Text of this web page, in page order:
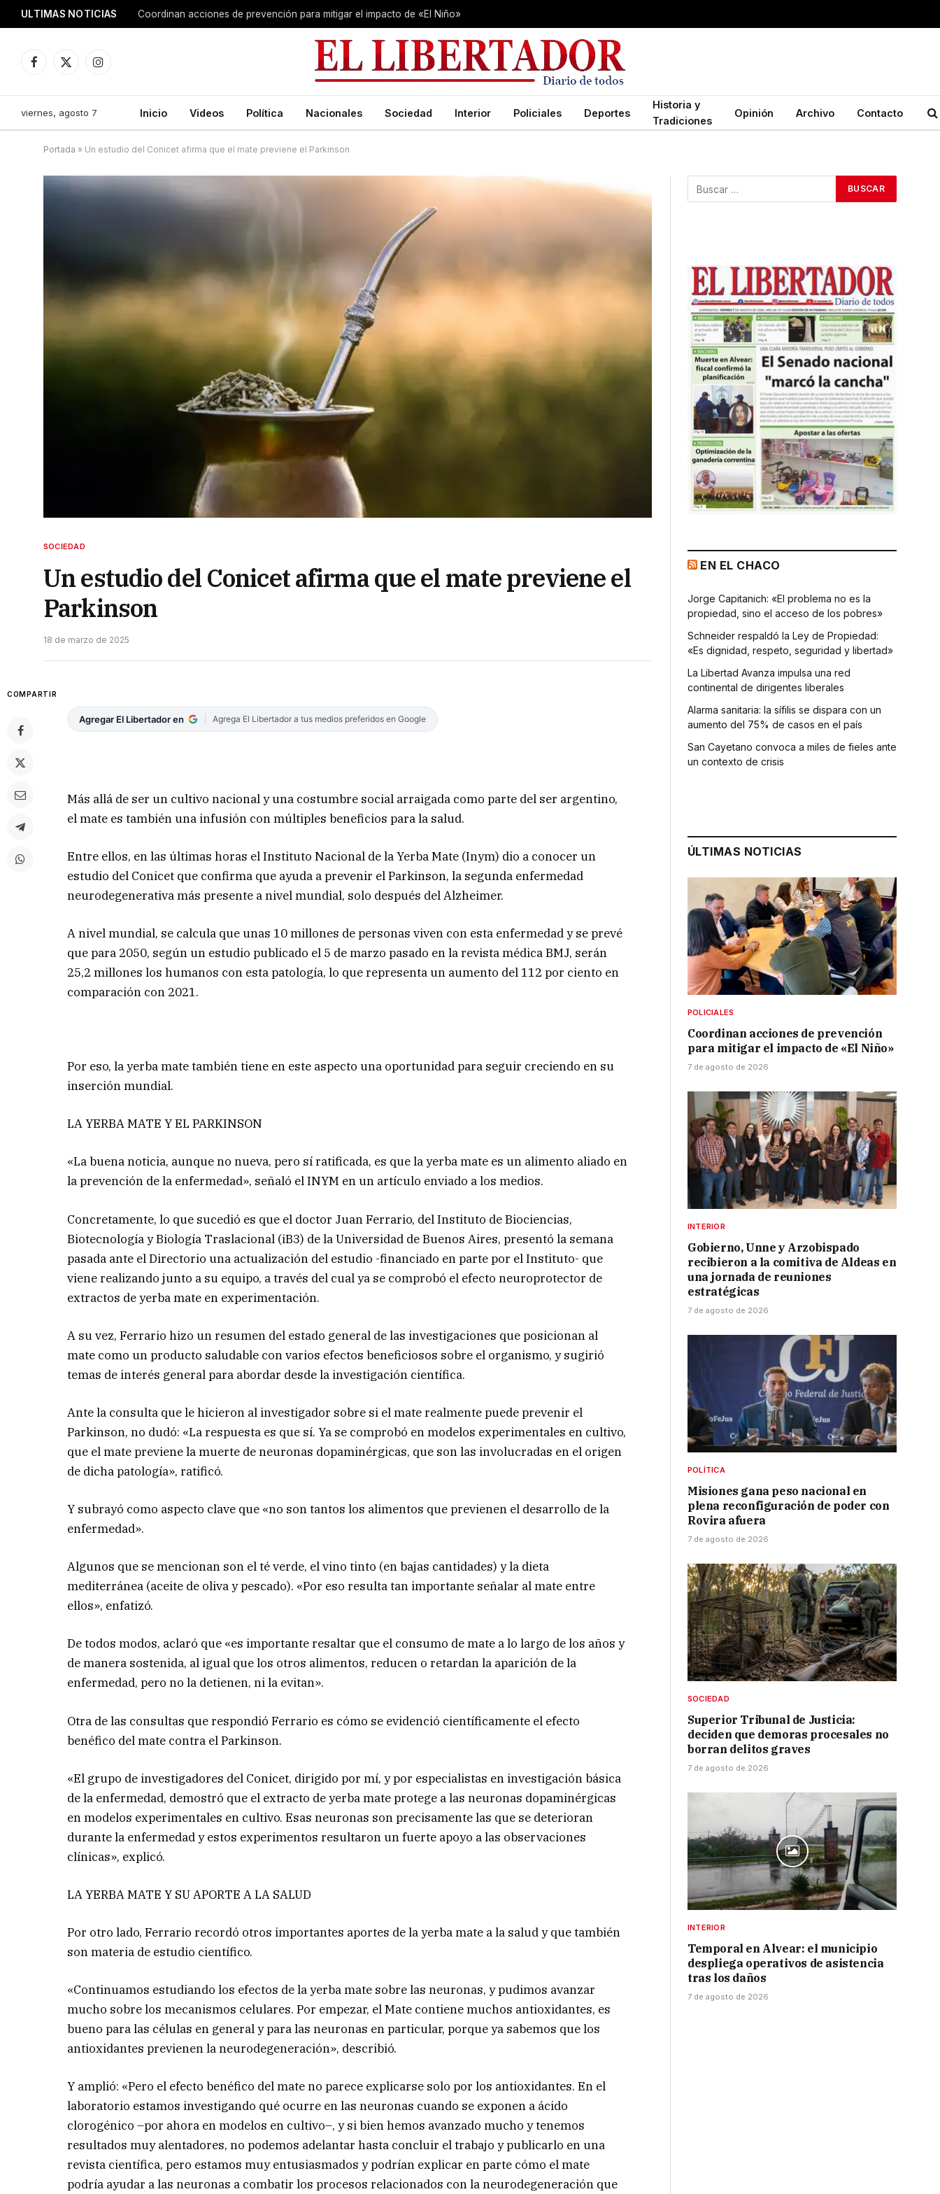
ULTIMAS NOTICIAS Coordinan acciones de prevención para mitigar el impacto de «El Niño»
Facebook
X
Instagram
viernes, agosto 7 Inicio Videos Política Nacionales Sociedad Interior Policiales Deportes
Historia y
Tradiciones
Opinión Archivo Contacto
Portada » Un estudio del Conicet afirma que el mate previene el Parkinson
SOCIEDAD
Un estudio del Conicet afirma que el mate previene el
Parkinson
18 de marzo de 2025
COMPARTIR
Agregar El Libertador en Agrega El Libertador a tus medios preferidos en Google
Más allá de ser un cultivo nacional y una costumbre social arraigada como parte del ser argentino,
el mate es también una infusión con múltiples beneficios para la salud.
Entre ellos, en las últimas horas el Instituto Nacional de la Yerba Mate (Inym) dio a conocer un
estudio del Conicet que confirma que ayuda a prevenir el Parkinson, la segunda enfermedad
neurodegenerativa más presente a nivel mundial, solo después del Alzheimer.
A nivel mundial, se calcula que unas 10 millones de personas viven con esta enfermedad y se prevé
que para 2050, según un estudio publicado el 5 de marzo pasado en la revista médica BMJ, serán
25,2 millones los humanos con esta patología, lo que representa un aumento del 112 por ciento en
comparación con 2021.
Por eso, la yerba mate también tiene en este aspecto una oportunidad para seguir creciendo en su
inserción mundial.
LA YERBA MATE Y EL PARKINSON
«La buena noticia, aunque no nueva, pero sí ratificada, es que la yerba mate es un alimento aliado en
la prevención de la enfermedad», señaló el INYM en un artículo enviado a los medios.
Concretamente, lo que sucedió es que el doctor Juan Ferrario, del Instituto de Biociencias,
Biotecnología y Biología Traslacional (iB3) de la Universidad de Buenos Aires, presentó la semana
pasada ante el Directorio una actualización del estudio -financiado en parte por el Instituto- que
viene realizando junto a su equipo, a través del cual ya se comprobó el efecto neuroprotector de
extractos de yerba mate en experimentación.
A su vez, Ferrario hizo un resumen del estado general de las investigaciones que posicionan al
mate como un producto saludable con varios efectos beneficiosos sobre el organismo, y sugirió
temas de interés general para abordar desde la investigación científica.
Ante la consulta que le hicieron al investigador sobre si el mate realmente puede prevenir el
Parkinson, no dudó: «La respuesta es que sí. Ya se comprobó en modelos experimentales en cultivo,
que el mate previene la muerte de neuronas dopaminérgicas, que son las involucradas en el origen
de dicha patología», ratificó.
Y subrayó como aspecto clave que «no son tantos los alimentos que previenen el desarrollo de la
enfermedad».
Algunos que se mencionan son el té verde, el vino tinto (en bajas cantidades) y la dieta
mediterránea (aceite de oliva y pescado). «Por eso resulta tan importante señalar al mate entre
ellos», enfatizó.
De todos modos, aclaró que «es importante resaltar que el consumo de mate a lo largo de los años y
de manera sostenida, al igual que los otros alimentos, reducen o retardan la aparición de la
enfermedad, pero no la detienen, ni la evitan».
Otra de las consultas que respondió Ferrario es cómo se evidenció científicamente el efecto
benéfico del mate contra el Parkinson.
«El grupo de investigadores del Conicet, dirigido por mí, y por especialistas en investigación básica
de la enfermedad, demostró que el extracto de yerba mate protege a las neuronas dopaminérgicas
en modelos experimentales en cultivo. Esas neuronas son precisamente las que se deterioran
durante la enfermedad y estos experimentos resultaron un fuerte apoyo a las observaciones
clínicas», explicó.
LA YERBA MATE Y SU APORTE A LA SALUD
Por otro lado, Ferrario recordó otros importantes aportes de la yerba mate a la salud y que también
son materia de estudio científico.
«Continuamos estudiando los efectos de la yerba mate sobre las neuronas, y pudimos avanzar
mucho sobre los mecanismos celulares. Por empezar, el Mate contiene muchos antioxidantes, es
bueno para las células en general y para las neuronas en particular, porque ya sabemos que los
antioxidantes previenen la neurodegeneración», describió.
Y amplió: «Pero el efecto benéfico del mate no parece explicarse solo por los antioxidantes. En el
laboratorio estamos investigando qué ocurre en las neuronas cuando se exponen a ácido
clorogénico –por ahora en modelos en cultivo–, y si bien hemos avanzado mucho y tenemos
resultados muy alentadores, no podemos adelantar hasta concluir el trabajo y publicarlo en una
revista científica, pero estamos muy entusiasmados y podrían explicar en parte cómo el mate
podría ayudar a las neuronas a combatir los procesos relacionados con la neurodegeneración que
EN EL CHACO
Jorge Capitanich: «El problema no es la
propiedad, sino el acceso de los pobres»
Schneider respaldó la Ley de Propiedad:
«Es dignidad, respeto, seguridad y libertad»
La Libertad Avanza impulsa una red
continental de dirigentes liberales
Alarma sanitaria: la sífilis se dispara con un
aumento del 75% de casos en el país
San Cayetano convoca a miles de fieles ante
un contexto de crisis
ÚLTIMAS NOTICIAS
POLICIALES
Coordinan acciones de prevención
para mitigar el impacto de «El Niño»
7 de agosto de 2026
INTERIOR
Gobierno, Unne y Arzobispado
recibieron a la comitiva de Aldeas en
una jornada de reuniones
estratégicas
7 de agosto de 2026
POLÍTICA
Misiones gana peso nacional en
plena reconfiguración de poder con
Rovira afuera
7 de agosto de 2026
SOCIEDAD
Superior Tribunal de Justicia:
deciden que demoras procesales no
borran delitos graves
7 de agosto de 2026
INTERIOR
Temporal en Alvear: el municipio
despliega operativos de asistencia
tras los daños
7 de agosto de 2026